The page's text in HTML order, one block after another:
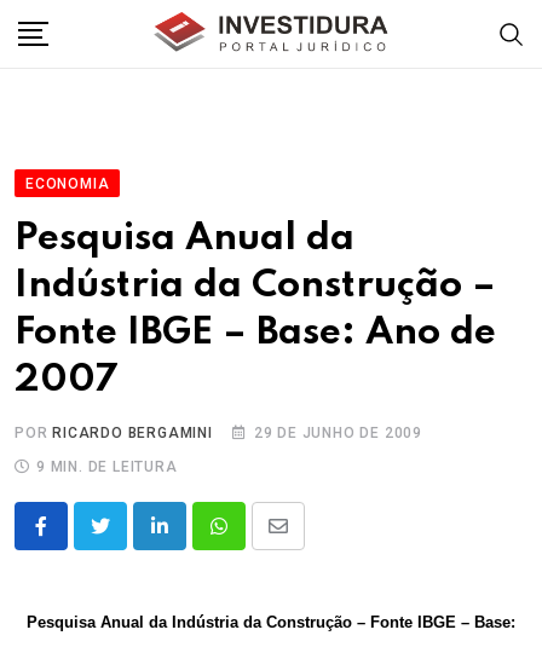
ECONOMIA
Pesquisa Anual da
Indústria da Construção –
Fonte IBGE – Base: Ano de
2007
POR RICARDO BERGAMINI
29 DE JUNHO DE 2009
9 MIN. DE LEITURA
LinkedInWhatsappShare
Pesquisa Anual da Indústria da Construção – Fonte IBGE – Base: